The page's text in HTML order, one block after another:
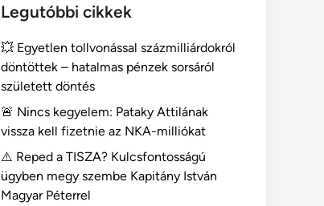
Legutóbbi cikkek
💥 Egyetlen tollvonással százmilliárdokról
döntöttek – hatalmas pénzek sorsáról
született döntés
🚨 Nincs kegyelem: Pataky Attilának
vissza kell fizetnie az NKA-milliókat
⚠️ Reped a TISZA? Kulcsfontosságú
ügyben megy szembe Kapitány István
Magyar Péterrel